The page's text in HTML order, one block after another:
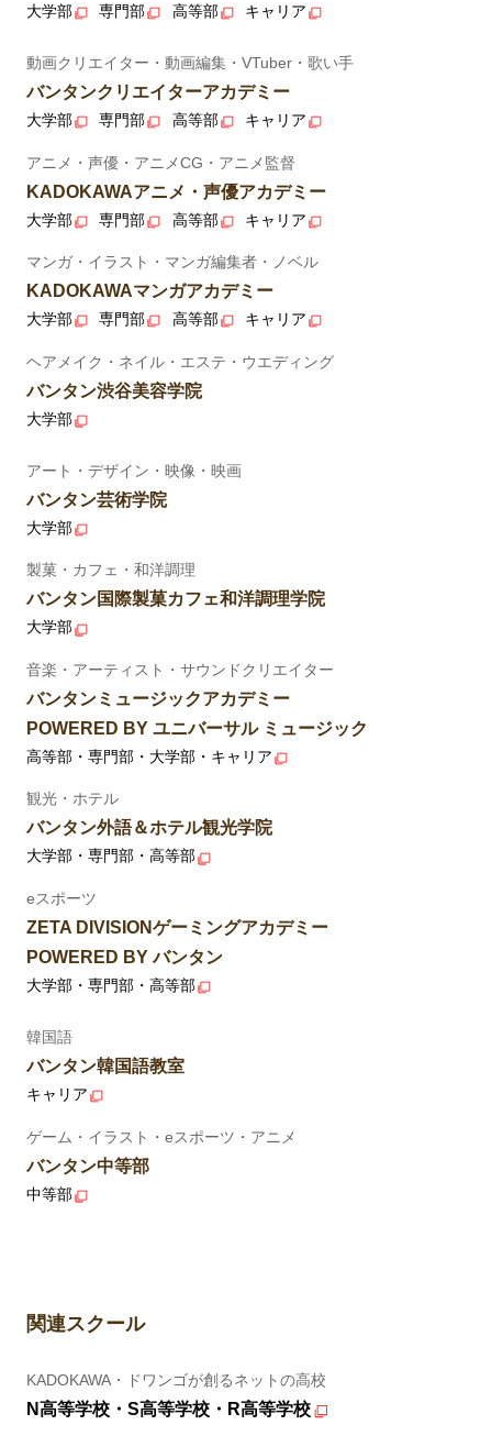
大学部 専門部 高等部 キャリア
動画クリエイター・動画編集・VTuber・歌い手
バンタンクリエイターアカデミー
大学部 専門部 高等部 キャリア
アニメ・声優・アニメCG・アニメ監督
KADOKAWAアニメ・声優アカデミー
大学部 専門部 高等部 キャリア
マンガ・イラスト・マンガ編集者・ノベル
KADOKAWAマンガアカデミー
大学部 専門部 高等部 キャリア
ヘアメイク・ネイル・エステ・ウエディング
バンタン渋谷美容学院
大学部
アート・デザイン・映像・映画
バンタン芸術学院
大学部
製菓・カフェ・和洋調理
バンタン国際製菓カフェ和洋調理学院
大学部
音楽・アーティスト・サウンドクリエイター
バンタンミュージックアカデミー
POWERED BY ユニバーサル ミュージック
高等部・専門部・大学部・キャリア
観光・ホテル
バンタン外語＆ホテル観光学院
大学部・専門部・高等部
eスポーツ
ZETA DIVISIONゲーミングアカデミー
POWERED BY バンタン
大学部・専門部・高等部
韓国語
バンタン韓国語教室
キャリア
ゲーム・イラスト・eスポーツ・アニメ
バンタン中等部
中等部
関連スクール
KADOKAWA・ドワンゴが創るネットの高校
N高等学校・S高等学校・R高等学校